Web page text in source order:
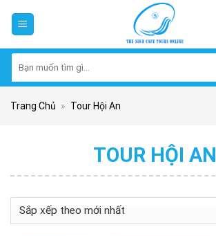
kiếm:
Trang Chủ » Tour Hội An
TOUR HỘI AN